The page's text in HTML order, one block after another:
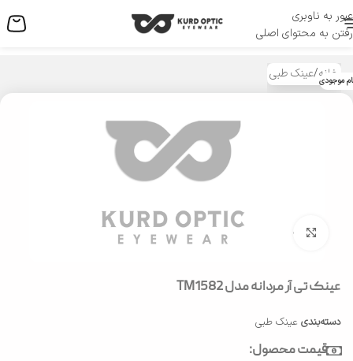
عبور به ناوبری
رفتن به محتوای اصلی
منو
خانه/عینک طبی موجودی
بزرگنمایی تصویر
عینک تی آر مردانه مدل TM1582
دسته‌بندی عینک طبی
قیمت محصول: